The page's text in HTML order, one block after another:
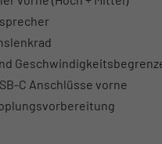
C Anschlüsse vorne